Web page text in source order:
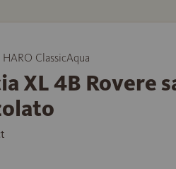
ClassicAqua
XL 4B Rovere